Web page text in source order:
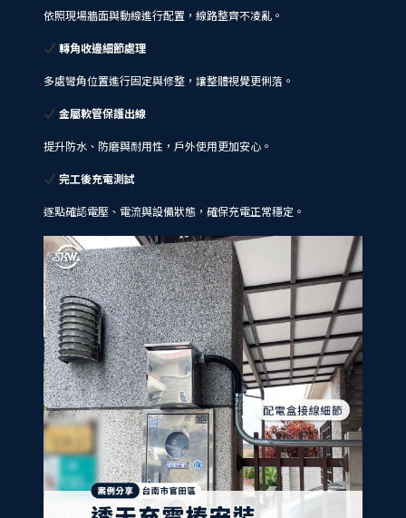
依照現場牆面與動線進行配置，線路整齊不凌亂。
轉角收邊細節處理
多處彎角位置進行固定與修整，讓整體視覺更俐落。
金屬軟管保護出線
提升防水、防磨與耐用性，戶外使用更加安心。
完工後充電測試
逐點確認電壓、電流與設備狀態，確保充電正常穩定。